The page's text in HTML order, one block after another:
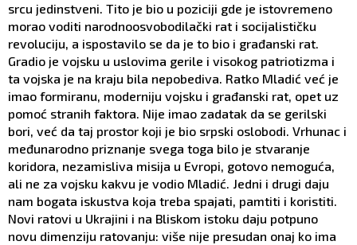
srcu jedinstveni. Tito je bio u poziciji gde je istovremeno
morao voditi narodnoosvobodilački rat i socijalističku
revoluciju, a ispostavilo se da je to bio i građanski rat.
Gradio je vojsku u uslovima gerile i visokog patriotizma i
ta vojska je na kraju bila nepobediva. Ratko Mladić već je
imao formiranu, moderniju vojsku i građanski rat, opet uz
pomoć stranih faktora. Nije imao zadatak da se gerilski
bori, već da taj prostor koji je bio srpski oslobodi. Vrhunac i
međunarodno priznanje svega toga bilo je stvaranje
koridora, nezamisliva misija u Evropi, gotovo nemoguća,
ali ne za vojsku kakvu je vodio Mladić. Jedni i drugi daju
nam bogata iskustva koja treba spajati, pamtiti i koristiti.
Novi ratovi u Ukrajini i na Bliskom istoku daju potpuno
novu dimenziju ratovanju: više nije presudan onaj ko ima